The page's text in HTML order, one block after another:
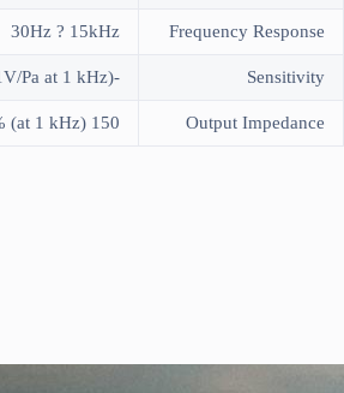
Frequency Response
30Hz ? 15kHz
Sensitivity
-65dB?3dB (0 dB = 1V/Pa at 1 kHz)
Output Impedance
150 Ω ? 30 % (at 1 kHz)